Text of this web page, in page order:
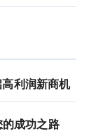
利润新商机
成功之路